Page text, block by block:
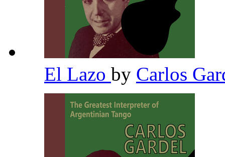
El Lazo by Carlos